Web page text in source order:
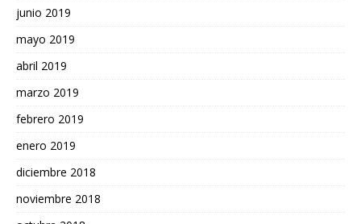
junio 2019
mayo 2019
abril 2019
marzo 2019
febrero 2019
enero 2019
diciembre 2018
noviembre 2018